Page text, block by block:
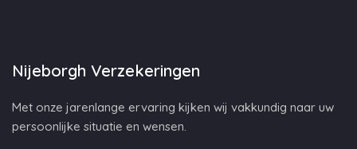
Nijeborgh Verzekeringen
Met onze jarenlange ervaring kijken wij vakkundig naar uw
persoonlijke situatie en wensen.